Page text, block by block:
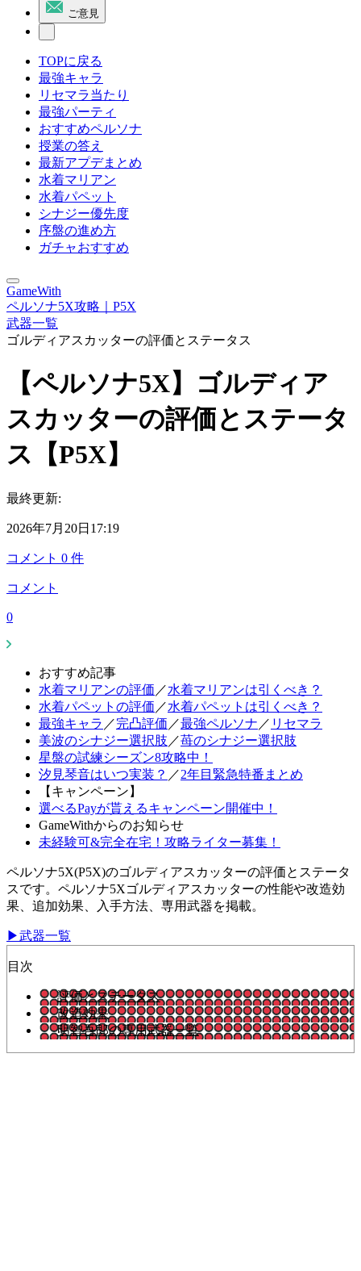
ご意見
TOPに戻る
最強キャラ
リセマラ当たり
最強パーティ
おすすめペルソナ
授業の答え
最新アプデまとめ
水着マリアン
水着パペット
シナジー優先度
序盤の進め方
ガチャおすすめ
GameWith
ペルソナ5X攻略｜P5X
武器一覧
ゴルディアスカッターの評価とステータス
【ペルソナ5X】ゴルディア
スカッターの評価とステータ
ス【P5X】
最終更新:
2026年7月20日17:19
コメント 0 件
コメント
0
おすすめ記事
水着マリアンの評価 ／水着マリアンは引くべき？
水着パペットの評価 ／水着パペットは引くべき？
最強キャラ ／完凸評価 ／最強ペルソナ ／ リセマラ
美波のシナジー選択肢 ／苺のシナジー選択肢
星盤の試練シーズン8攻略中！
汐見琴音はいつ実装？ ／2年目緊急特番まとめ
【キャンペーン】
選べるPayが貰えるキャンペーン開催中！
GameWithからのお知らせ
未経験可&完全在宅！攻略ライター募集！
ペルソナ5X(P5X)のゴルディアスカッターの評価とステータ
スです。ペルソナ5Xゴルディアスカッターの性能や改造効
果、追加効果、入手方法、専用武器を掲載。
▶武器一覧
目次
評価とステータス
改造効果
明智吾郎の専用武器一覧